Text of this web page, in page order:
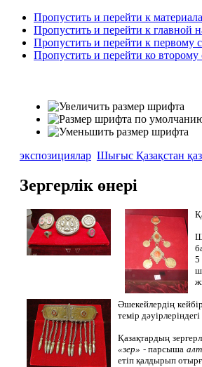
Пропустить и перейти к
Пропустить и перейти к главной
Пропустить и перейти к первому
Пропустить и перейти ко второму
экспозициялар Шығыс Қазақстан
Зергерлiк өнері
5
Әшекейлердің
темір
Қазақтардың
«зер» -парсыша
етіп қалдырып